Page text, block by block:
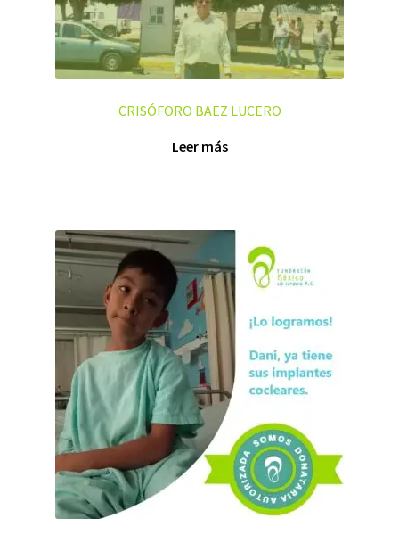
CRISÓFORO BAEZ LUCERO
Leer más